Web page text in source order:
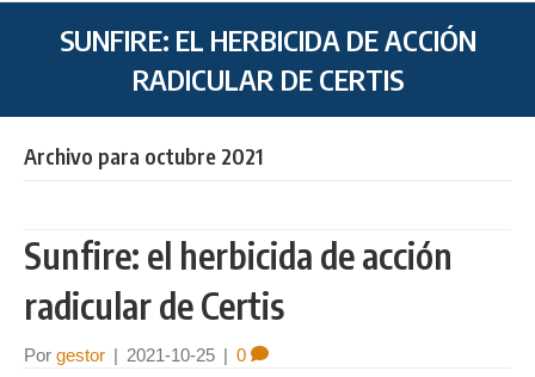
SUNFIRE: EL HERBICIDA DE ACCIÓN
RADICULAR DE CERTIS
Archivo para octubre 2021
Sunfire: el herbicida de acción
radicular de Certis
Por gestor 2021-10-25 0